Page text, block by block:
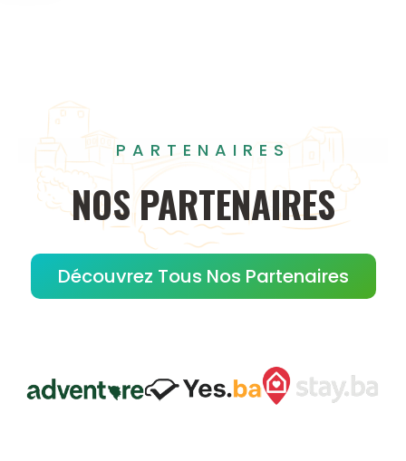
PARTENAIRES
NOS PARTENAIRES
Découvrez Tous Nos Partenaires